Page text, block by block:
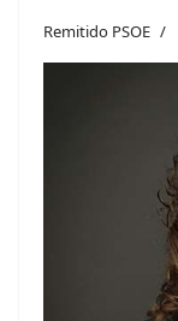
Remitido PSOE